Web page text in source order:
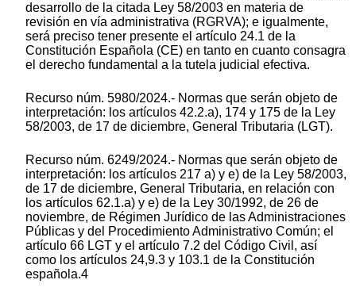
desarrollo de la citada Ley 58/2003 en materia de
revisión en vía administrativa (RGRVA); e igualmente,
será preciso tener presente el artículo 24.1 de la
Constitución Española (CE) en tanto en cuanto consagra
el derecho fundamental a la tutela judicial efectiva.
Recurso núm. 5980/2024.- Normas que serán objeto de
interpretación: los artículos 42.2.a), 174 y 175 de la Ley
58/2003, de 17 de diciembre, General Tributaria (LGT).
Recurso núm. 6249/2024.- Normas que serán objeto de
interpretación: los artículos 217 a) y e) de la Ley 58/2003,
de 17 de diciembre, General Tributaria, en relación con
los artículos 62.1.a) y e) de la Ley 30/1992, de 26 de
noviembre, de Régimen Jurídico de las Administraciones
Públicas y del Procedimiento Administrativo Común; el
artículo 66 LGT y el artículo 7.2 del Código Civil, así
como los artículos 24,9.3 y 103.1 de la Constitución
española.4